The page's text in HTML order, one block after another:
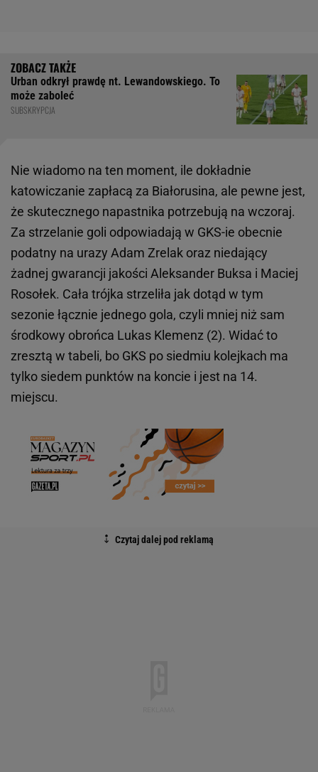
Urban odkrył prawdę nt. Lewandowskiego. To
może zaboleć
SUBSKRYPCJA
Nie wiadomo na ten moment, ile dokładnie
katowiczanie zapłacą za Białorusina, ale pewne jest,
że skutecznego napastnika potrzebują na wczoraj.
Za strzelanie goli odpowiadają w GKS-ie obecnie
podatny na urazy Adam Zrelak oraz niedający
żadnej gwarancji jakości Aleksander Buksa i Maciej
Rosołek. Cała trójka strzeliła jak dotąd w tym
sezonie łącznie jednego gola, czyli mniej niż sam
środkowy obrońca Lukas Klemenz (2). Widać to
zresztą w tabeli, bo GKS po siedmiu kolejkach ma
tylko siedem punktów na koncie i jest na 14.
miejscu.